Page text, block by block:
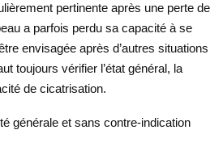
pertinente après une perte de
a parfois perdu sa capacité à se
envisagée après d’autres situations
toujours vérifier l’état général, la
de cicatrisation.
générale et sans contre-indication